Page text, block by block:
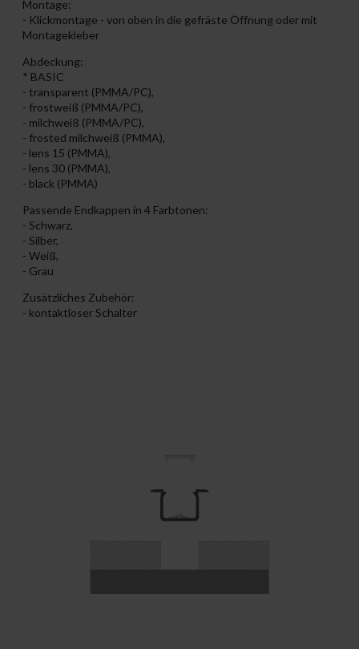
Montage:
- Klickmontage - von oben in die gefräste Öffnung oder mit
Montagekleber​
Abdeckung:
* BASIC
- transparent (PMMA/PC),
- frostweiß (PMMA/PC),
- milchweiß (PMMA/PC),
- frosted milchweiß (PMMA),
- lens 15 (PMMA),
- lens 30 (PMMA),
- black (PMMA)
Passende Endkappen in 4 Farbtonen:
- Schwarz,
- Silber,
- Weiß,
- Grau
Zusätzliches Zubehör:
- kontaktloser Schalter